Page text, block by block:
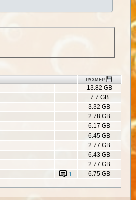
РАЗМЕР
13.82 GB
7.7 GB
3.32 GB
2.78 GB
6.17 GB
6.45 GB
2.77 GB
6.43 GB
2.77 GB
1
6.75 GB